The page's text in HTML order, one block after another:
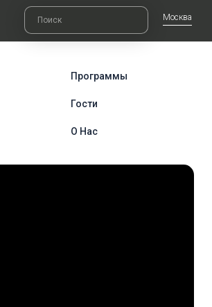
Москва
Программы
Гости
О Нас